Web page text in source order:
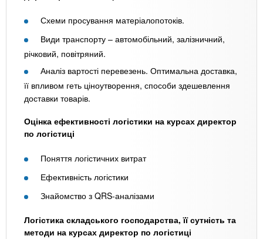
Схеми просування матеріалопотоків.
Види транспорту – автомобільний, залізничний,
річковий, повітряний.
Аналіз вартості перевезень. Оптимальна доставка,
її впливом геть ціноутворення, способи здешевлення
доставки товарів.
Оцінка ефективності логістики на курсах директор
по логістиці
Поняття логістичних витрат
Ефективність логістики
Знайомство з QRS-аналізами
Логістика складського господарства, її сутність та
методи на курсах директор по логістиці